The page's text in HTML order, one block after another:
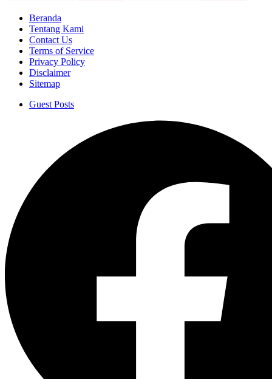
Beranda
Tentang Kami
Contact Us
Terms of Service
Privacy Policy
Disclaimer
Sitemap
Guest Posts